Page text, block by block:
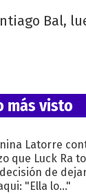
Bal,
más visto
Latorre
que Luck Ra
de
"Ella lo..."